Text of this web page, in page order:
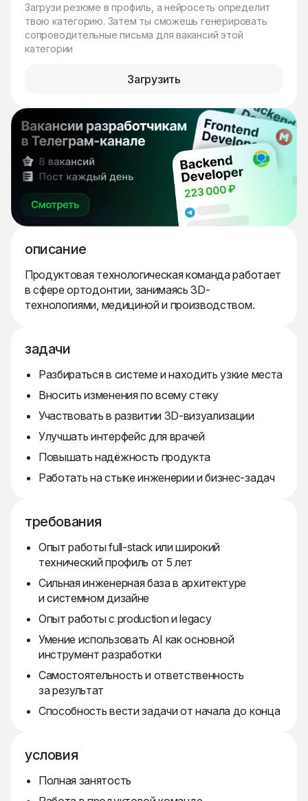
Загрузи резюме в профиль, а нейросеть определит
твою категорию. Затем ты сможешь генерировать
сопроводительные письма для вакансий этой
категории
Загрузить
описание
Продуктовая технологическая команда работает
в сфере ортодонтии, занимаясь 3D-
технологиями, медициной и производством.
задачи
Разбираться в системе и находить узкие места
Вносить изменения по всему стеку
Участвовать в развитии 3D-визуализации
Улучшать интерфейс для врачей
Повышать надёжность продукта
Работать на стыке инженерии и бизнес-задач
требования
Опыт работы full-stack или широкий
технический профиль от 5 лет
Сильная инженерная база в архитектуре
и системном дизайне
Опыт работы с production и legacy
Умение использовать AI как основной
инструмент разработки
Самостоятельность и ответственность
за результат
Способность вести задачи от начала до конца
условия
Полная занятость